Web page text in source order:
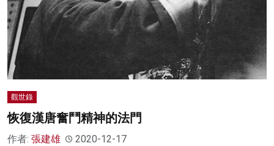
觀世錄
恢復漢唐奮鬥精神的法門
作者: 張建雄 2020-12-17